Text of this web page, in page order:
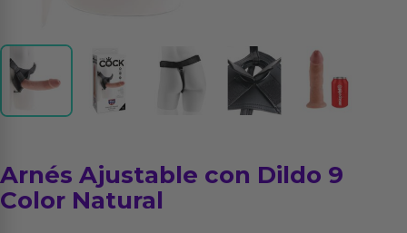
Arnés Ajustable con Dildo 9
Color Natural